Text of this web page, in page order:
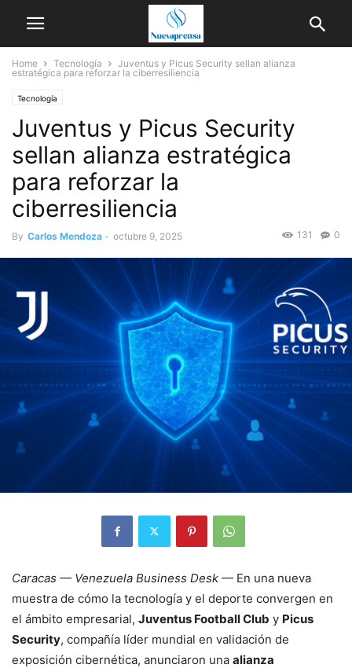
Home Tecnología
Juventus y Picus Security sellan alianza
estratégica para reforzar la ciberresiliencia
Tecnología
Juventus y Picus Security
sellan alianza estratégica
para reforzar la
ciberresiliencia
By Carlos Mendoza - octubre 9, 2025 0
131
Caracas — Venezuela Business Desk — En una nueva
muestra de cómo la tecnología y el deporte convergen en
el ámbito empresarial, Juventus Football Club y Picus
Security, compañía líder mundial en validación de
exposición cibernética, anunciaron una alianza